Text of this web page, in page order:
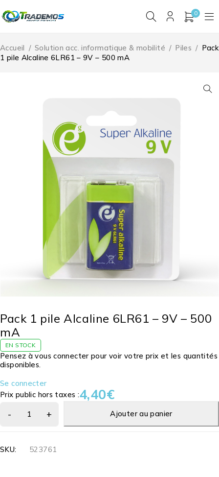
0
Accueil / Solution acc. informatique & mobilité / Piles / Pack
1 pile Alcaline 6LR61 – 9V – 500 mA
Pack 1 pile Alcaline 6LR61 – 9V – 500
mA
EN STOCK
Pensez à vous connecter pour voir votre prix et les quantités
disponibles.
Se connecter
Prix public hors taxes :4,40€
Ajouter au panier
SKU: 523761